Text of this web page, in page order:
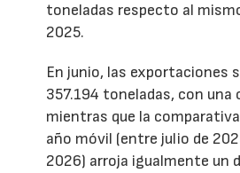
toneladas respecto al
2025.
En junio, las exportaciones
357.194 toneladas, con una
mientras que la
año móvil (entre julio de
2026) arroja igualmente un